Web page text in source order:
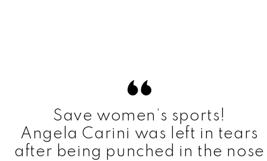
Save women’s sports!
Angela Carini was left in tears
after being punched in the nose